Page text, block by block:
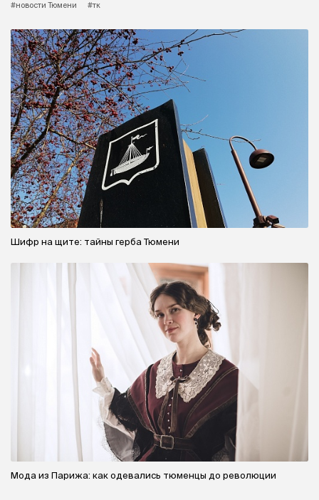
#новости Тюмени
#тк
Шифр на щите: тайны герба Тюмени
Мода из Парижа: как одевались тюменцы до революции